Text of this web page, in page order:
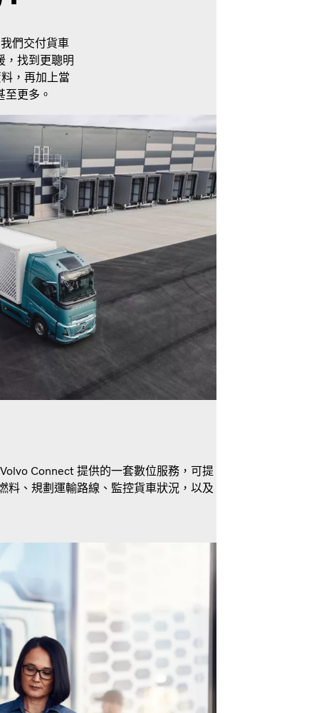
們交付貨車
，找到更聰明
，再加上當
更多。
Connect 提供的一套數位服務，可提
料、規劃運輸路線、監控貨車狀況，以及